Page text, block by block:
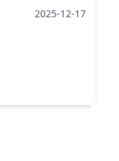
2025-12-17